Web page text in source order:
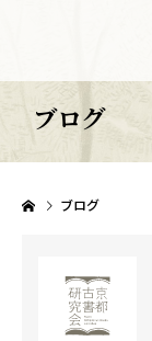
ブログ
ブログ